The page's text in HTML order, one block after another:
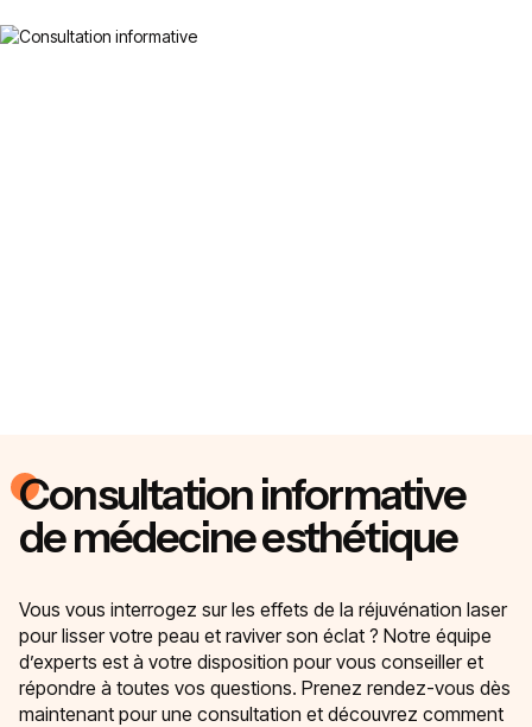
Consultation informative
de médecine esthétique
Vous vous interrogez sur les effets de la réjuvénation laser
pour lisser votre peau et raviver son éclat ? Notre équipe
d’experts est à votre disposition pour vous conseiller et
répondre à toutes vos questions. Prenez rendez-vous dès
maintenant pour une consultation et découvrez comment